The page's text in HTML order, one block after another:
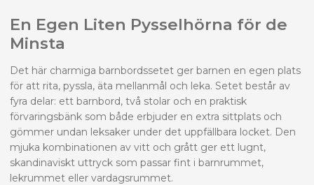
En Egen Liten Pysselhörna för de
Minsta
Det här charmiga barnbordssetet ger barnen en egen plats
för att rita, pyssla, äta mellanmål och leka. Setet består av
fyra delar: ett barnbord, två stolar och en praktisk
förvaringsbänk som både erbjuder en extra sittplats och
gömmer undan leksaker under det uppfällbara locket. Den
mjuka kombinationen av vitt och grått ger ett lugnt,
skandinaviskt uttryck som passar fint i barnrummet,
lekrummet eller vardagsrummet.